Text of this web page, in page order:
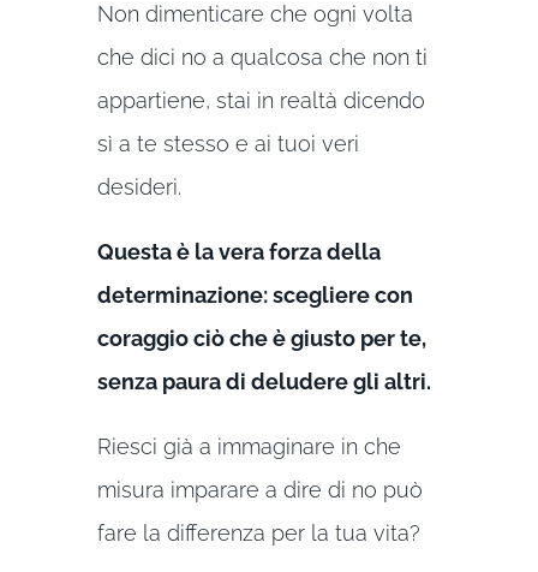
Non dimenticare che ogni volta
che dici no a qualcosa che non ti
appartiene, stai in realtà dicendo
sì a te stesso e ai tuoi veri
desideri.
Questa è la vera forza della
determinazione: scegliere con
coraggio ciò che è giusto per te,
senza paura di deludere gli altri.
Riesci già a immaginare in che
misura imparare a dire di no può
fare la differenza per la tua vita?